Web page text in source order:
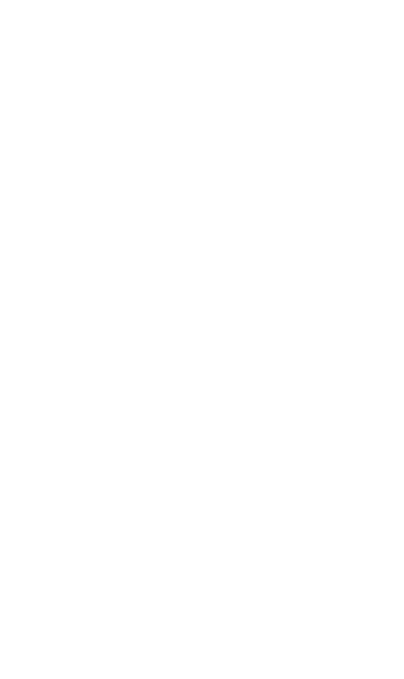
(IRU)
del Norte de
Europea)